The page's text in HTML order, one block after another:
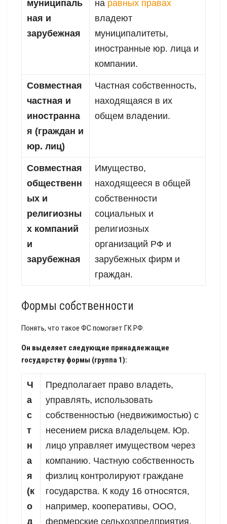
муниципаль
ная и
зарубежная
на равных правах
владеют
муниципалитеты,
иностранные юр. лица и
компании.
Совместная
частная и
иностранна
я (граждан и
юр. лиц)
Частная собственность,
находящаяся в их
общем владении.
Совместная
общественн
ых и
религиозны
х компаний
и
зарубежная
Имущество,
находящееся в общей
собственности
социальных и
религиозных
организаций РФ и
зарубежных фирм и
граждан.
Формы собственности
Понять, что такое ФС помогает ГК РФ.
Он выделяет следующие принадлежащие
государству формы (группа 1):
Ч
а
с
т
н
а
я
(к
о
д
Предполагает право владеть,
управлять, использовать
собственностью (недвижимостью) с
несением риска владельцем. Юр.
лицо управляет имуществом через
компанию. Частную собственность
физлиц контролируют граждане
государства. К коду 16 относятся,
например, кооперативы, ООО,
фермерские сельхозпредприятия,